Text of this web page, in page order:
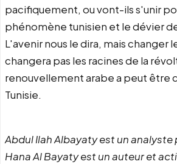
pacifiquement, ou vont-ils s'unir
phénomène tunisien et le dévier
L'avenir nous le dira, mais changer
changera pas les racines de la
renouvellement arabe a peut être
Tunisie.
Abdul Ilah Albayaty est un
Hana Al Bayaty est un auteur et